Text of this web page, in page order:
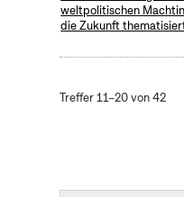
weltpolitischen
die Zukunft
Treffer 11–20 von 42